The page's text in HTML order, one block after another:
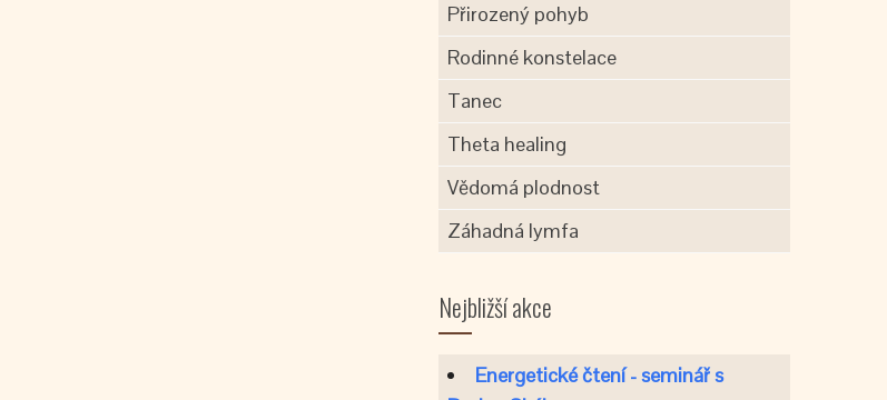
Přirozený pohyb
Rodinné konstelace
Tanec
Theta healing
Vědomá plodnost
Záhadná lymfa
Nejbližší akce
Energetické čtení - seminář s